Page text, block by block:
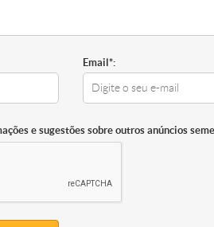
Email*:
e sugestões sobre outros anúncios